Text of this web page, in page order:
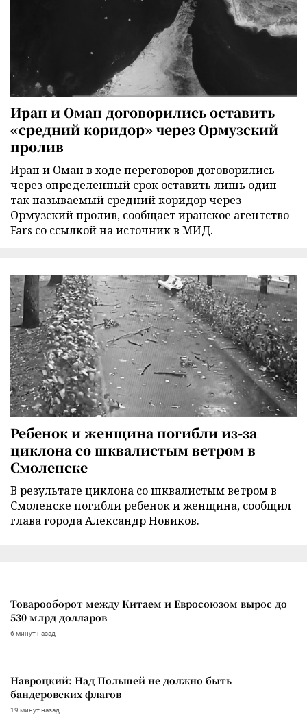
Иран и Оман договорились оставить
«средний коридор» через Ормузский
пролив
Иран и Оман в ходе переговоров договорились
через определенный срок оставить лишь один
так называемый средний коридор через
Ормузский пролив, сообщает иранское агентство
Fars со ссылкой на источник в МИД.
Ребенок и женщина погибли из-за
циклона со шквалистым ветром в
Смоленске
В результате циклона со шквалистым ветром в
Смоленске погибли ребенок и женщина, сообщил
глава города Александр Новиков.
Товарооборот между Китаем и Евросоюзом вырос до
530 млрд долларов
6 минут назад
Навроцкий: Над Польшей не должно быть
бандеровских флагов
19 минут назад